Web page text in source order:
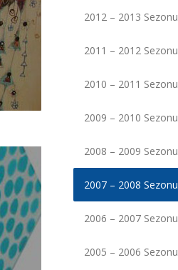
2012 – 2013 Sezonu
2011 – 2012 Sezonu
2010 – 2011 Sezonu
2009 – 2010 Sezonu
2008 – 2009 Sezonu
2007 – 2008 Sezonu
2006 – 2007 Sezonu
2005 – 2006 Sezonu